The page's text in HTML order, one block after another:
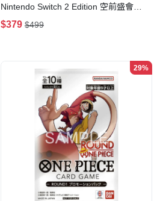
Nintendo Switch 2 Edition 空前盛會
TV》Super Mario Party Jamboree
Nintendo Switch 2
$379 $499
29%